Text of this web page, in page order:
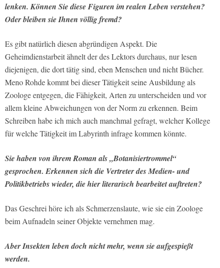
lenken. Können Sie diese Figuren im realen Leben verstehen?
Oder bleiben sie Ihnen völlig fremd?
Es gibt natürlich diesen abgründigen Aspekt. Die
Geheimdienstarbeit ähnelt der des Lektors durchaus, nur lesen
diejenigen, die dort tätig sind, eben Menschen und nicht Bücher.
Meno Rohde kommt bei dieser Tätigkeit seine Ausbildung als
Zoologe entgegen, die Fähigkeit, Arten zu unterscheiden und vor
allem kleine Abweichungen von der Norm zu erkennen. Beim
Schreiben habe ich mich auch manchmal gefragt, welcher Kollege
für welche Tätigkeit im Labyrinth infrage kommen könnte.
Sie haben von ihrem Roman als „Botanisiertrommel“
gesprochen. Erkennen sich die Vertreter des Medien- und
Politikbetriebs wieder, die hier literarisch bearbeitet auftreten?
Das Geschrei höre ich als Schmerzenslaute, wie sie ein Zoologe
beim Aufnadeln seiner Objekte vernehmen mag.
Aber Insekten leben doch nicht mehr, wenn sie aufgespießt
werden.